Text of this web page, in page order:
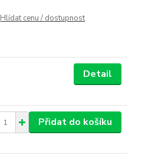
Hlídat cenu / dostupnost
Detail
Přidat do košíku